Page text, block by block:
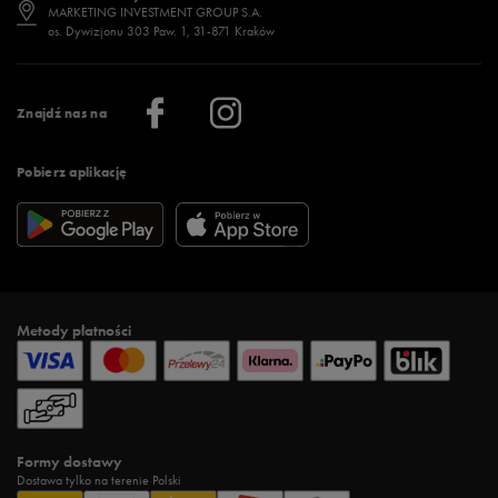
Znajdź nas na
Pobierz aplikację
Regulamin sklepu 50 style
Regulamin aplikacji 50 style
Więcej regulaminów >
Jak wybrać buty na zimę?
Więcej >
Stylizacje damskie
Sklepy stacjonarne
Klub 50 style
Praca
Informacje o firmie
MARKETING INVESTMENT GROUP S.A.
os. Dywizjonu 303 Paw. 1, 31-871 Kraków
Metody płatności
Formy dostawy
Dostawa tylko na terenie Polski